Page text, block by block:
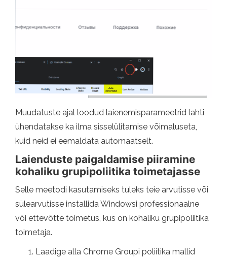
Muudatuste ajal loodud laienemisparameetrid lahti
ühendatakse ka ilma sisselülitamise võimaluseta,
kuid neid ei eemaldata automaatselt.
Laienduste paigaldamise piiramine
kohaliku grupipoliitika toimetajasse
Selle meetodi kasutamiseks tuleks teie arvutisse või
sülearvutisse installida Windowsi professionaalne
või ettevõtte toimetus, kus on kohaliku grupipoliitika
toimetaja.
Laadige alla Chrome Groupi poliitika mallid